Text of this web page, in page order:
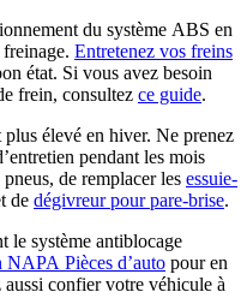
du système ABS en
Entretenez vos freins
état. Si vous avez besoin
frein, consultez ce guide.
élevé en hiver. Ne prenez
pendant les mois
de remplacer les essuie-
de dégivreur pour pare-brise.
le système antiblocage
NAPA Pièces d’auto pour en
confier votre véhicule à